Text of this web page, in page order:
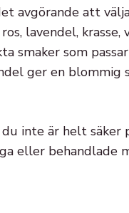
avgörande att
lavendel, krasse,
smaker som
ger en blommig
inte är helt säker
eller behandlade